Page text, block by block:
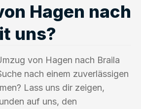
Hagen nach
uns?
von Hagen nach Braila
nach einem zuverlässigen
Lass uns dir zeigen,
auf uns, den